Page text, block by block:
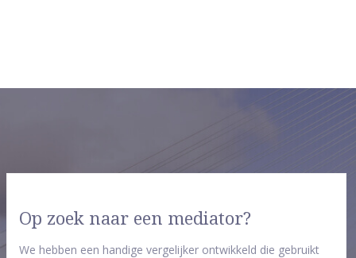
Op zoek naar een mediator?
We hebben een handige vergelijker ontwikkeld die gebruikt